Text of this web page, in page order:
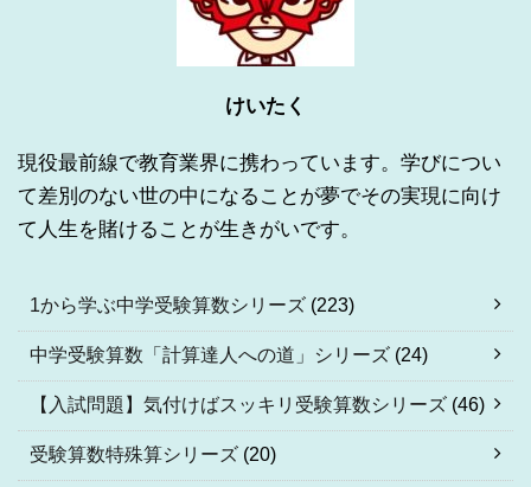
けいたく
現役最前線で教育業界に携わっています。学びについ
て差別のない世の中になることが夢でその実現に向け
て人生を賭けることが生きがいです。
1から学ぶ中学受験算数シリーズ (223)
中学受験算数「計算達人への道」シリーズ (24)
【入試問題】気付けばスッキリ受験算数シリーズ (46)
受験算数特殊算シリーズ (20)